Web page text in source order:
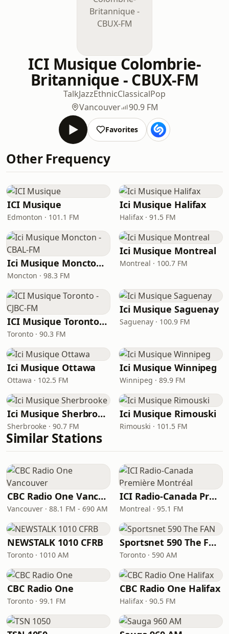
ICI Musique Colombrie-
Britannique - CBUX-FM
TalkJazzEthnicClassicalPop
Vancouver
90.9 FM
Favorites
Other Frequency
ICI Musique
Edmonton · 101.1 FM
Ici Musique Halifax
Halifax · 91.5 FM
Ici Musique Moncton - CBAL-FM
Moncton · 98.3 FM
Ici Musique Montreal
Montreal · 100.7 FM
ICI Musique Toronto - CJBC-FM
Toronto · 90.3 FM
Ici Musique Saguenay
Saguenay · 100.9 FM
Ici Musique Ottawa
Ottawa · 102.5 FM
Ici Musique Winnipeg
Winnipeg · 89.9 FM
Ici Musique Sherbrooke
Sherbrooke · 90.7 FM
Ici Musique Rimouski
Rimouski · 101.5 FM
Similar Stations
CBC Radio One Vancouver
Vancouver · 88.1 FM - 690 AM
ICI Radio-Canada Première Montréal
Montreal · 95.1 FM
NEWSTALK 1010 CFRB
Toronto · 1010 AM
Sportsnet 590 The FAN
Toronto · 590 AM
CBC Radio One
Toronto · 99.1 FM
CBC Radio One Halifax
Halifax · 90.5 FM